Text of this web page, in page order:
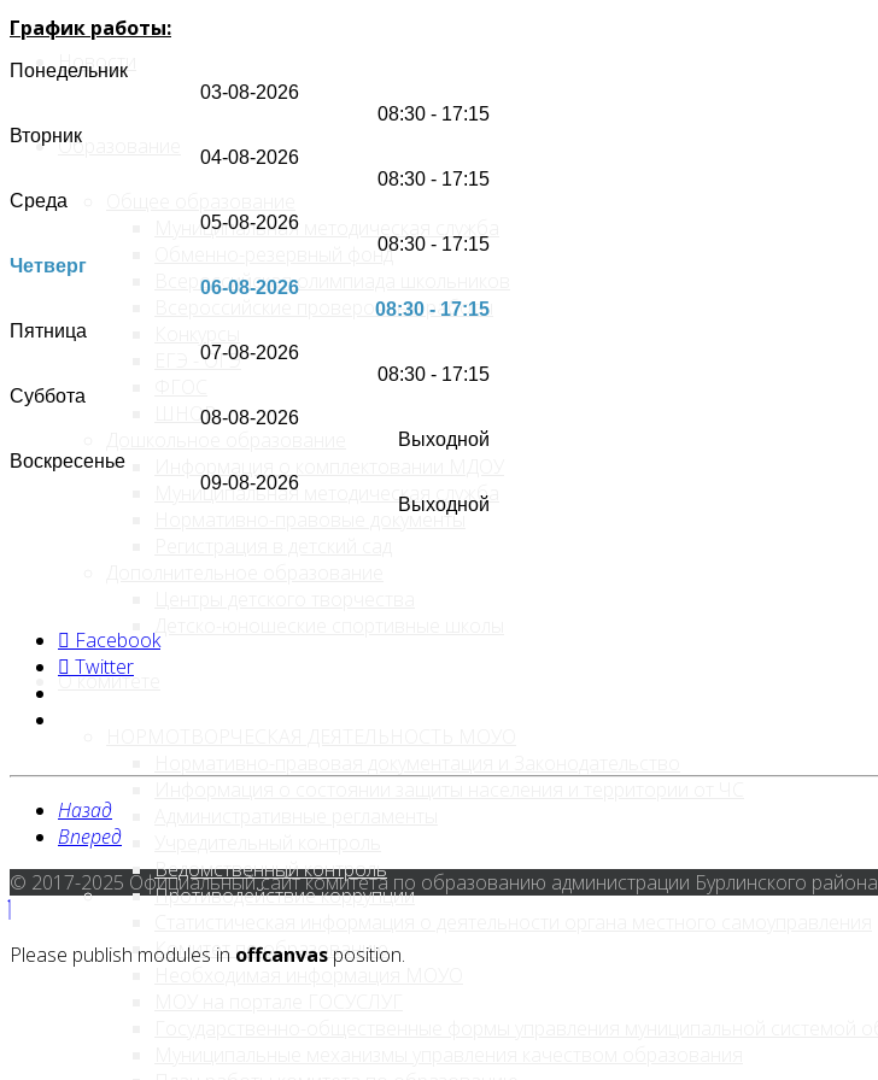
Новости
Образование
Муниципальная методическая служба
Обменно-резервный фонд
Всероссийская олимпиада школьников
Всероссийские проверочные работы
ЕГЭ - ОГЭ
ШНОР
Муниципальная методическая служба
Нормативно-правовые документы
О комитете
Ведомственный контроль
Противодействие коррупции
Комитет по образованию
Необходимая информация МОУО
График работы:
Понедельник
03-08-2026
08:30 - 17:15
Вторник
04-08-2026
08:30 - 17:15
Среда
05-08-2026
08:30 - 17:15
Четверг
06-08-2026
08:30 - 17:15
Пятница
07-08-2026
08:30 - 17:15
Суббота
08-08-2026
Выходной
Воскресенье
09-08-2026
Выходной
Facebook
Twitter
Назад
Вперед
© 2017-2025 Официальный сайт комитета по образованию администрации Бурлинского района
Please publish modules in offcanvas position.